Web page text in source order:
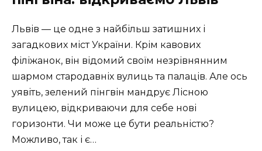
Львів — це одне з найбільш затишних і
загадкових міст України. Крім кавових
філіжанок, він відомий своїм незрівнянним
шармом стародавніх вулиць та палаців. Але ось
уявіть, зелений пінгвін мандрує Лісною
вулицею, відкриваючи для себе нові
горизонти. Чи може це бути реальністю?
Можливо, так і є…